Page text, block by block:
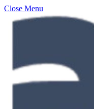
Close Menu